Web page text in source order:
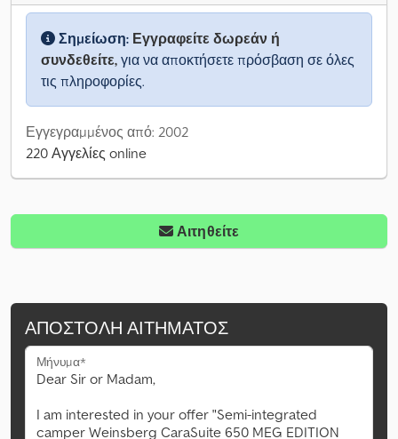
Σημείωση: Εγγραφείτε δωρεάν ή
συνδεθείτε, για να αποκτήσετε πρόσβαση σε όλες
τις πληροφορίες.
Εγγεγραμμένος από: 2002
220 Αγγελίες online
Αιτηθείτε
ΑΠΟΣΤΟΛΉ ΑΙΤΉΜΑΤΟΣ
Μήνυμα*